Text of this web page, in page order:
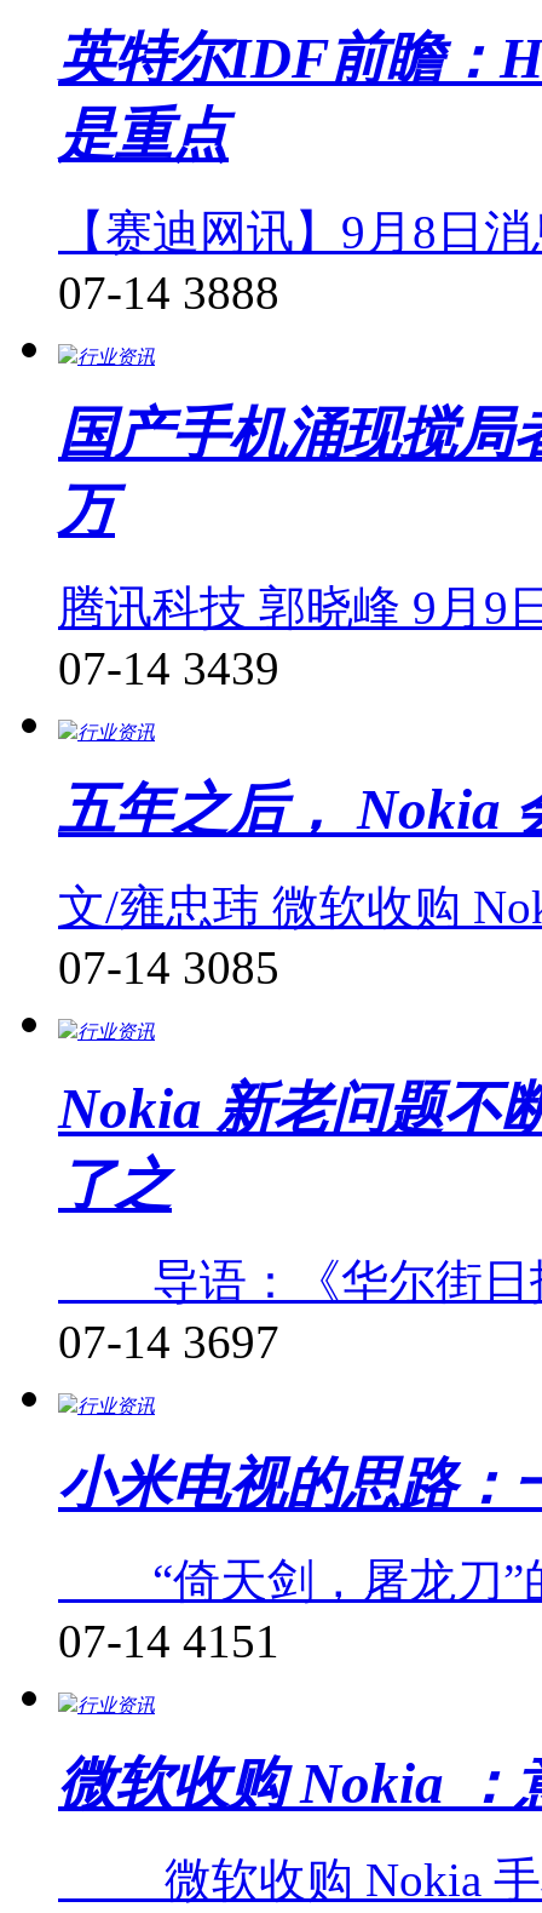
英特尔IDF前瞻：
是重点
【赛迪网讯】9月8日
07-14 3888
行业资讯
国产手机涌现搅局
万
腾讯科技 郭晓峰 9月9
07-14 3439
行业资讯
五年之后， Nokia
文/雍忠玮 微软收购
07-14 3085
行业资讯
Nokia 新老问题不
了之
导语：《华尔街日
07-14 3697
行业资讯
小米电视的思路：
“倚天剑，屠龙刀”
07-14 4151
行业资讯
微软收购 Nokia ：
微软收购 Nokia 手